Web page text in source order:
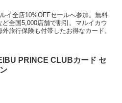
イ全店10%OFFセールへ参加。無料
全国5,000店舗で割引。マルイカウ
旅行保険も付帯したお得なカード。
PRINCE CLUBカード セ